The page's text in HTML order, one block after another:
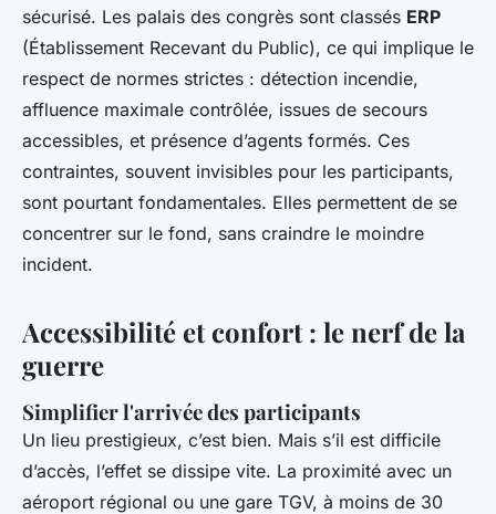
sécurisé. Les palais des congrès sont classés ERP
(Établissement Recevant du Public), ce qui implique le
respect de normes strictes : détection incendie,
affluence maximale contrôlée, issues de secours
accessibles, et présence d’agents formés. Ces
contraintes, souvent invisibles pour les participants,
sont pourtant fondamentales. Elles permettent de se
concentrer sur le fond, sans craindre le moindre
incident.
Accessibilité et confort : le nerf de la
guerre
Simplifier l'arrivée des participants
Un lieu prestigieux, c’est bien. Mais s’il est difficile
d’accès, l’effet se dissipe vite. La proximité avec un
aéroport régional ou une gare TGV, à moins de 30